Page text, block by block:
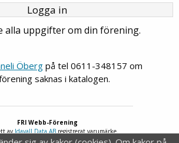
Logga in
alla uppgifter om din förening.
Öbergpå tel 0611-348157 om
saknas i katalogen.
FRI Webb-Förening
avIdavall Data ABregistrerat varumärke.
Tillgänglighetsredogörelse